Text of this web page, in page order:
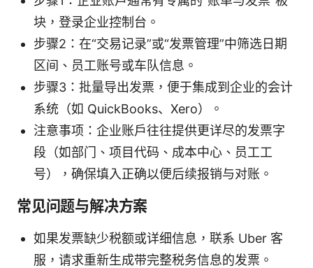
块，登录企业控制台。
步骤2：在“交易记录”或“发票管理”中筛选日期
区间、员工账号或车队信息。
步骤3：批量导出发票，便于集成到企业的会计
系统（如 QuickBooks、Xero）。
注意事项：企业账户往往提供更详尽的发票字
段（如部门、项目代码、成本中心、员工工
号），确保填入正确以便后续报销与对账。
常见问题与解决方案
如果发票缺少税额或详细信息，联系 Uber 客
服，请求重新生成带完整税务信息的发票。